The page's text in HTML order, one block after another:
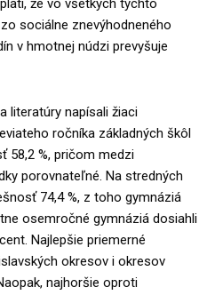
že vo všetkých týchto
sociálne znevýhodneného
v hmotnej núdzi prevyšuje
literatúry napísali žiaci
ročníka základných škôl
58,2 %, pričom medzi
porovnateľné. Na stredných
74,4 %, z toho gymnáziá
osemročné gymnáziá dosiahli
Najlepšie priemerné
okresov i okresov
najhoršie oproti